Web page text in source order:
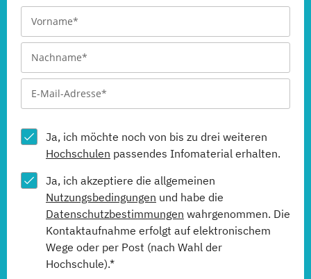
Ja, ich möchte noch von bis zu drei weiteren
Hochschulen passendes Infomaterial erhalten.
Ja, ich akzeptiere die allgemeinen
Nutzungsbedingungen und habe die
Datenschutzbestimmungen wahrgenommen. Die
Kontaktaufnahme erfolgt auf elektronischem
Wege oder per Post (nach Wahl der
Hochschule).*